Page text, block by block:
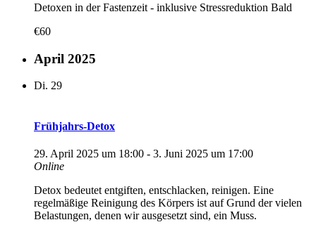
Detoxen in der Fastenzeit - inklusive Stressreduktion Bald
€60
April 2025
Di. 29
Frühjahrs-Detox
29. April 2025 um 18:00 - 3. Juni 2025 um 17:00
Online
Detox bedeutet entgiften, entschlacken, reinigen. Eine
regelmäßige Reinigung des Körpers ist auf Grund der vielen
Belastungen, denen wir ausgesetzt sind, ein Muss.